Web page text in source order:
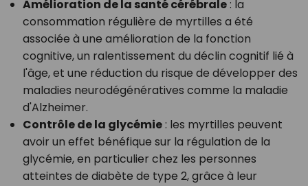
Amélioration de la santé cérébrale: la
consommation régulière de myrtilles a été
associée à une amélioration de la fonction
cognitive, un ralentissement du déclin cognitif lié à
l'âge, et une réduction du risque de développer des
maladies neurodégénératives comme la maladie
d'Alzheimer.
Contrôle de la glycémie: les myrtilles peuvent
avoir un effet bénéfique sur la régulation de la
glycémie, en particulier chez les personnes
atteintes de diabète de type 2, grâce à leur